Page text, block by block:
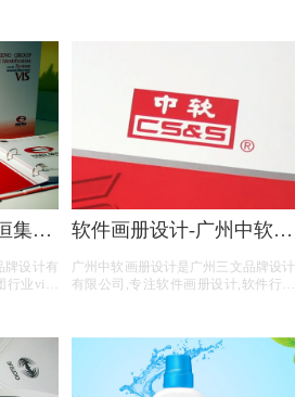
摄,文案
服务。
集团
牌设计有
业vi设
vis设计
软件画册设计-广州中软画
广州中软画册设计是广州三文品牌设计
有限公司,专注软件画册设计,软件行业
前期提供画册整体策划,照片拍摄,文案
撰写,画册印刷等软件画册设计服务。